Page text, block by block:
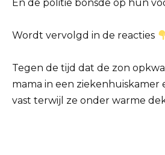
En de politie bonsde op hun
Wordt vervolgd in de reacties
Tegen de tijd dat de zon
mama in een ziekenhuiskamer
vast terwijl ze onder warme